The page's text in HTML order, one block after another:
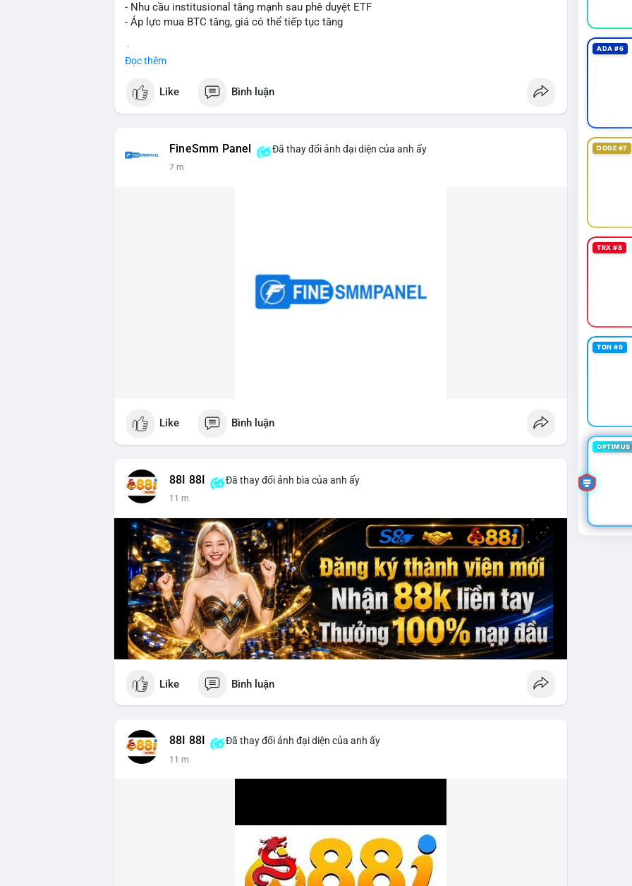
- Nhu cầu institusional tăng mạnh sau phê duyệt ETF
- Áp lực mua BTC tăng, giá có thể tiếp tục tăng
Đọc thêm
Like Bình luận
FineSmm Panel Đã thay đổi ảnh đại diện của anh ấy
7 m
Like Bình luận
88I 88I Đã thay đổi ảnh bìa của anh ấy
11 m
Like Bình luận
88I 88I Đã thay đổi ảnh đại diện của anh ấy
11 m
ADA #6
DOGE #7
TRX #8
TON #9
OPTIMUS